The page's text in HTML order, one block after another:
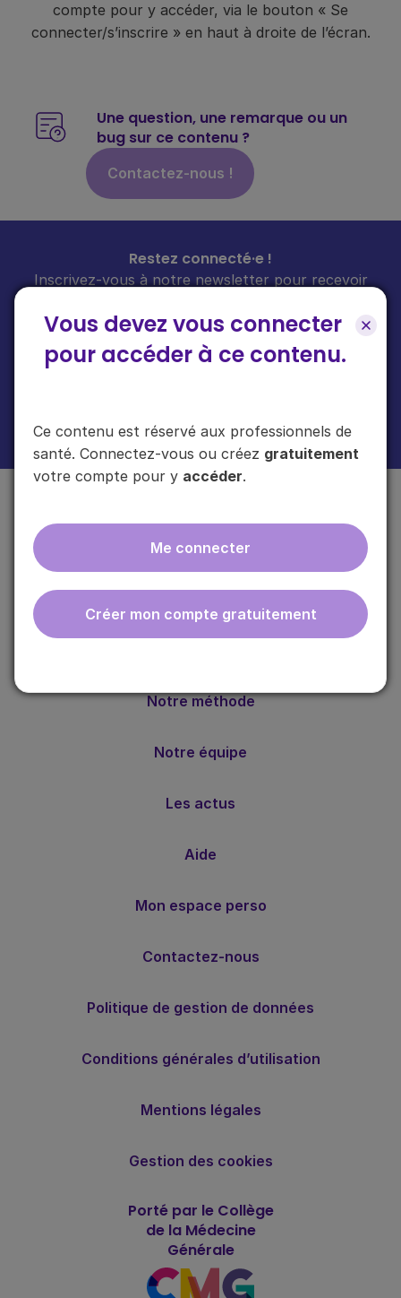
Vous devez vous connecter
pour accéder à ce contenu.
Ce contenu est réservé aux professionnels de
santé. Connectez-vous ou créez gratuitement
votre compte pour y accéder.
Me connecter
Créer mon compte gratuitement
compte pour y accéder, via le bouton « Se
connecter/s’inscrire » en haut à droite de l’écran.
Une question, une remarque ou un
bug sur ce contenu ?
Contactez-nous !
Restez connecté·e !
Inscrivez-vous à notre newsletter pour recevoir
votre boîte mail.
Plus d'informations sur l'usage de vos donnéesici.
ebmfrance est une base de connaissances médicales
gratuite adaptée à la pratique de la médecine générale.
Notre méthode
Notre équipe
Les actus
Aide
Mon espace perso
Contactez-nous
Politique de gestion de données
Conditions générales d’utilisation
Mentions légales
Gestion des cookies
Porté par le Collège
de la Médecine
Générale